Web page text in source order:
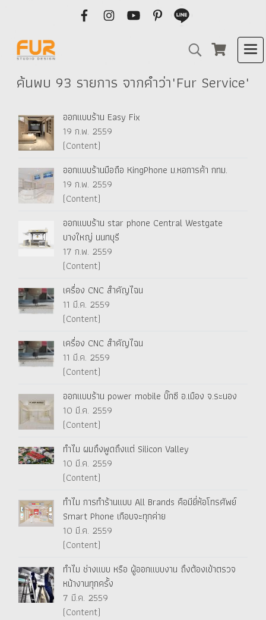
ค้นพบ 93 รายการ จากคำว่า"Fur Service"
ออกแบบร้าน Easy Fix
19 ก.พ. 2559
(Content)
ออกแบบร้านมือถือ KingPhone ม.หอการค้า กทม.
19 ก.พ. 2559
(Content)
ออกแบบร้าน star phone Central Westgate
บางใหญ่ นนทบุรี
17 ก.พ. 2559
(Content)
เครื่อง CNC สำคัญไฉน
11 มี.ค. 2559
(Content)
เครื่อง CNC สำคัญไฉน
11 มี.ค. 2559
(Content)
ออกแบบร้าน power mobile บิ๊กซี อ.เมือง จ.ระนอง
10 มี.ค. 2559
(Content)
ทำไม ผมถึงพูดถึงแต่ Silicon Valley
10 มี.ค. 2559
(Content)
ทำไม การทำร้านแบบ All Brands คือมียี่ห้อโทรศัพย์
Smart Phone เกือบจะทุกค่าย
10 มี.ค. 2559
(Content)
ทำไม ช่างแบบ หรือ ผู้ออกแบบงาน ถึงต้องเข้าตรวจ
หน้างานทุกครั้ง
7 มี.ค. 2559
(Content)